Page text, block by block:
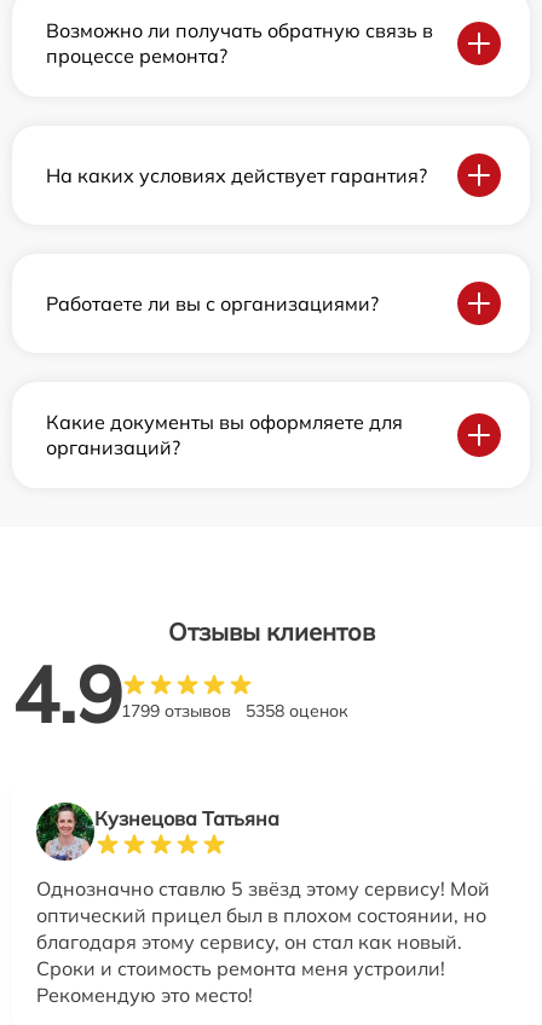
Возможно ли получать обратную связь в
процессе ремонта?
На каких условиях действует гарантия?
Работаете ли вы с организациями?
Какие документы вы оформляете для
организаций?
Отзывы клиентов
4.91799 отзывов 5358 оценок
Кузнецова Татьяна
Однозначно ставлю 5 звёзд этому сервису! Мой
оптический прицел был в плохом состоянии, но
благодаря этому сервису, он стал как новый.
Сроки и стоимость ремонта меня устроили!
Рекомендую это место!